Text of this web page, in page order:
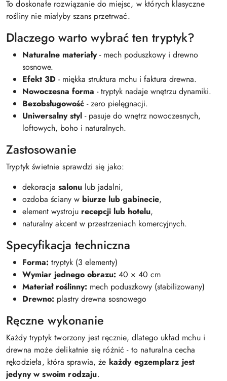
To doskonałe rozwiązanie do miejsc, w których klasyczne
rośliny nie miałyby szans przetrwać.
Dlaczego warto wybrać ten tryptyk?
Naturalne materiały- mech poduszkowy i drewno
sosnowe.
Efekt 3D - miękka struktura mchu i faktura drewna.
Nowoczesna forma - tryptyk nadaje wnętrzu dynamiki.
Bezobsługowość - zero pielęgnacji.
Uniwersalny styl - pasuje do wnętrz nowoczesnych,
loftowych, boho i naturalnych.
Zastosowanie
Tryptyk świetnie sprawdzi się jako:
dekoracja salonu lub jadalni,
ozdoba ściany w biurze lub gabinecie,
element wystroju recepcji lub hotelu,
naturalny akcent w przestrzeniach komercyjnych.
Specyfikacja techniczna
Forma: tryptyk (3 elementy)
Wymiar jednego obrazu: 40 × 40 cm
Materiał roślinny: mech poduszkowy (stabilizowany)
Drewno: plastry drewna sosnowego
Ręczne wykonanie
Każdy tryptyk tworzony jest ręcznie, dlatego układ mchu i
drewna może delikatnie się różnić - to naturalna cecha
rękodzieła, która sprawia, że każdy egzemplarz jest
jedyny w swoim rodzaju.